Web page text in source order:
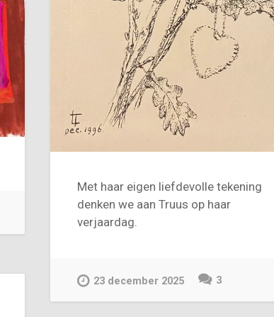
Met haar eigen liefdevolle tekening
denken we aan Truus op haar
verjaardag.
23 december 2025 3